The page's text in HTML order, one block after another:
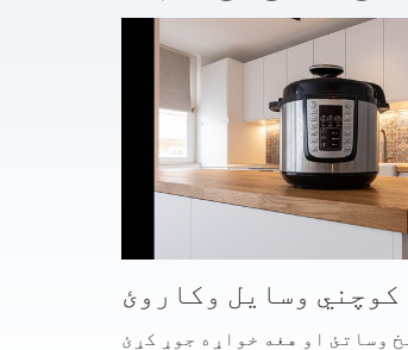
کوچني وسایل وکاروئ
وساتئ او هغه خواړه جوړ کړئ